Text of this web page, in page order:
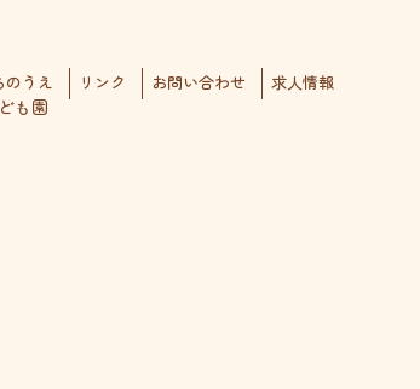
のうえ
も園
リンク お問い合わせ 求人情報